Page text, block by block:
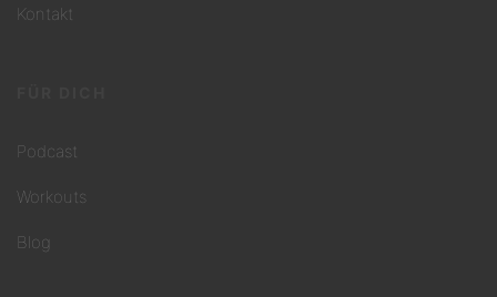
Kontakt
Podcast
Workouts
Blog